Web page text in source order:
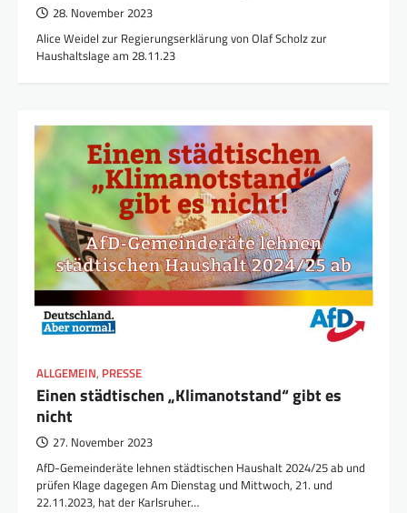
28. November 2023
Alice Weidel zur Regierungserklärung von Olaf Scholz zur
Haushaltslage am 28.11.23
ALLGEMEIN, PRESSE
Einen städtischen „Klimanotstand“ gibt es
nicht
27. November 2023
AfD-Gemeinderäte lehnen städtischen Haushalt 2024/25 ab und
prüfen Klage dagegen Am Dienstag und Mittwoch, 21. und
22.11.2023, hat der Karlsruher…